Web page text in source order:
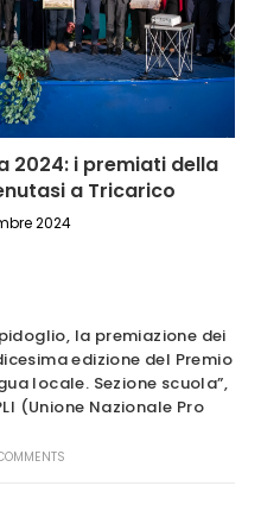
2024: i premiati della
a Tricarico
2024
la premiazione dei
edizione del Premio
locale. Sezione scuola”,
(Unione Nazionale Pro